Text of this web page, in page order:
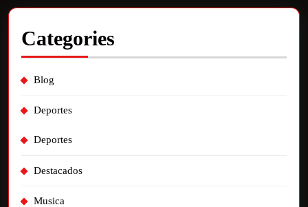
Categories
Blog
Deportes
Deportes
Destacados
Musica